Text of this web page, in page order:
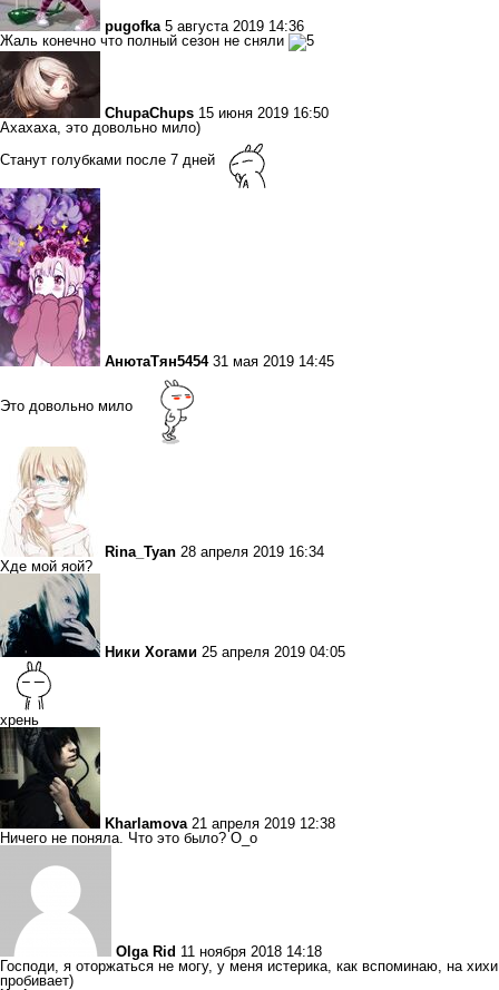
pugofka 5 августа 2019 14:36
Жаль конечно что полный сезон не сняли
ChupaChups 15 июня 2019 16:50
Ахахаха, это довольно мило)
Станут голубками после 7 дней
АнютаТян5454 31 мая 2019 14:45
Это довольно мило
Rina_Tyan 28 апреля 2019 16:34
Хде мой яой?
Ники Хогами 25 апреля 2019 04:05
хрень
Kharlamova 21 апреля 2019 12:38
Ничего не поняла. Что это было? О_о
Olga Rid 11 ноября 2018 14:18
Господи, я оторжаться не могу, у меня истерика, как вспоминаю, на хихи
пробивает)